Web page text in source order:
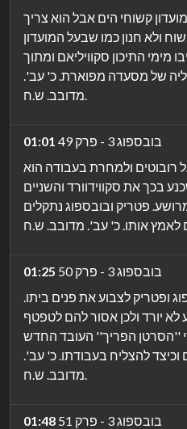
קשוחי הים אבל הוא צריך
ולא חנון כמו שבעל המועדון
מימי התיכון סקוויליאם ומתוך
של מסעדה מפוארת. כ' עב'.
מדובב. ש.ח.
01:01
בובספוג 3 - פרק 49
רובוטים ולמחרת בעבודה הוא
בכך את סקווידוורד והשניים
פטריק ובובספוג נתקלים
01:25
בובספוג 3 - פרק 50
ופטריק לצבוע את פנים ביתו.
יורד ולכן אסור להם לטפטף
''הסרטן הפריך'' העובד החדש
וכיצד להצליח בעבודתו. כ' עב'.
מדובב. ש.ח.
01:48
בובספוג 3 - פרק 51